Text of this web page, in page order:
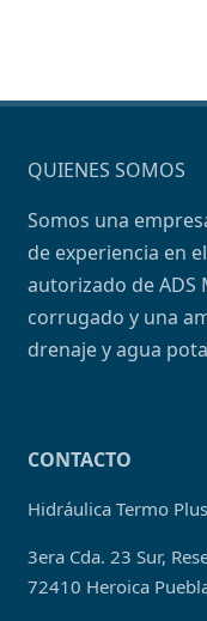
QUIENES SOMOS
Somos una
de experiencia en
autorizado de ADS
corrugado y una
drenaje y agua
CONTACTO
Hidráulica Termo Plus
3era Cda. 23 Sur,
72410 Heroica